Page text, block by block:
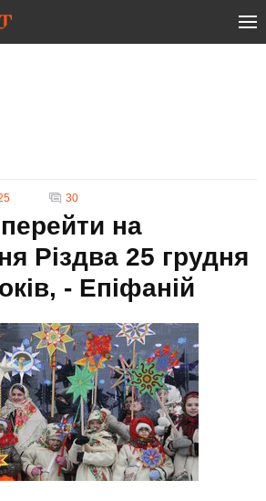
30
на
Різдва 25 грудня
- Епіфаній